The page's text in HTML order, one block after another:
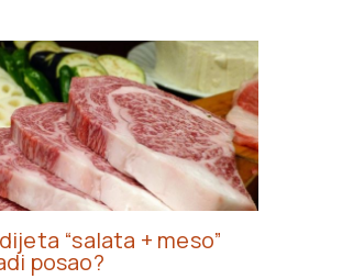
“salata + meso”
posao?